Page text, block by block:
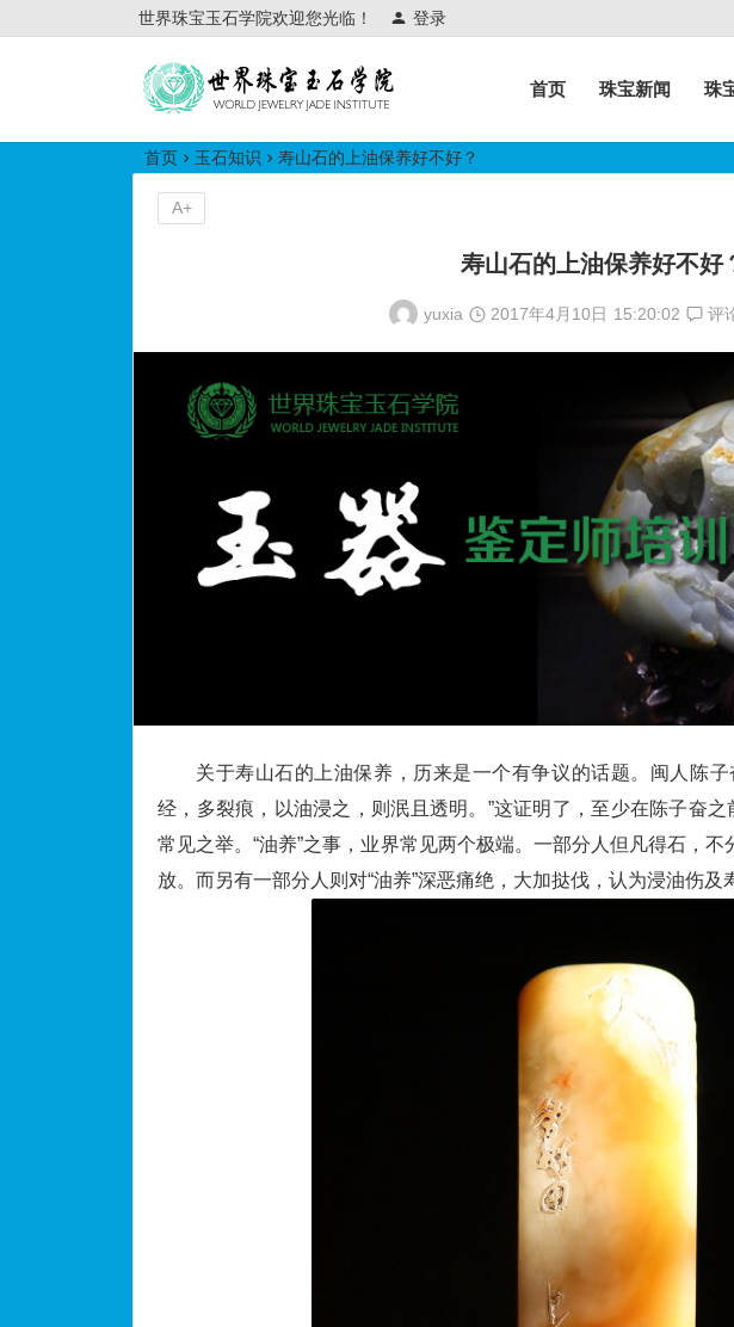
世界珠宝玉石学院欢迎您光临！ 登录
世界珠宝玉石学院培训中心
首页 珠宝新闻 珠
首页 玉石知识 寿山石的上油保养好不好？
寿山石的上油保养好不好
yuxia 2017年4月10日 15:20:02 评
关于寿山石的上油保养，历来是一个有争议的话题。闽人陈
经，多裂痕，以油浸之，则泯且透明。”这证明了，至少在陈子奋之
常见之举。“油养”之事，业界常见两个极端。一部分人但凡得石，
放。而另有一部分人则对“油养”深恶痛绝，大加挞伐，认为浸油伤及
A+